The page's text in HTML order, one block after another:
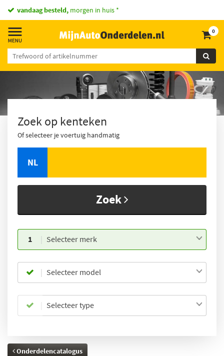
vandaag besteld, morgen in huis *
0
Zoek op kenteken
Of selecteer je voertuig handmatig
NL
Zoek
1 Selecteer merk
Selecteer model
Selecteer type
Onderdelencatalogus